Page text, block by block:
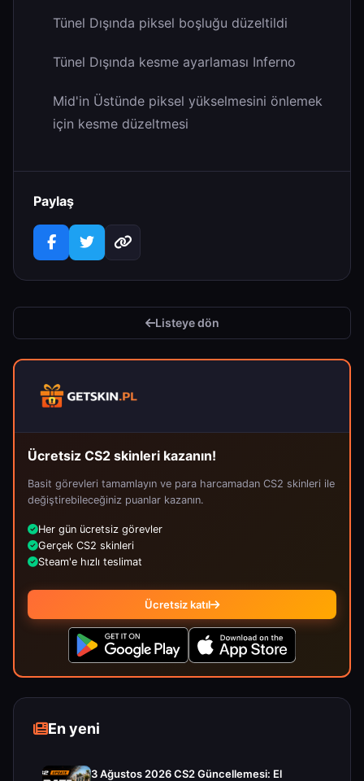
Tünel Dışında piksel boşluğu düzeltildi
Tünel Dışında kesme ayarlaması Inferno
Mid'in Üstünde piksel yükselmesini önlemek
için kesme düzeltmesi
Paylaş
Listeye dön
Ücretsiz CS2 skinleri kazanın!
Basit görevleri tamamlayın ve para harcamadan CS2 skinleri ile
değiştirebileceğiniz puanlar kazanın.
Her gün ücretsiz görevler
Gerçek CS2 skinleri
Steam'e hızlı teslimat
Ücretsiz katıl
En yeni
3 Ağustos 2026 CS2 Güncellemesi: El